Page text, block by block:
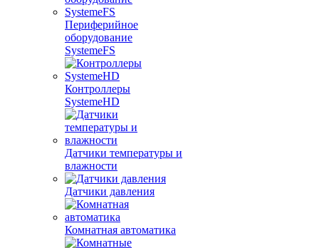
Периферийное
оборудование
SystemeFS
Контроллеры
SystemeHD
Датчики температуры и
влажности
Датчики давления
Комнатная автоматика